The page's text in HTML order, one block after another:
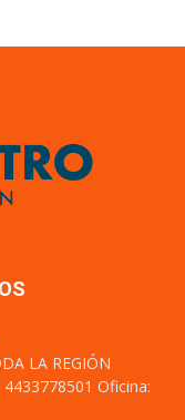
LA REGIÓN
4433778501 Oficina: